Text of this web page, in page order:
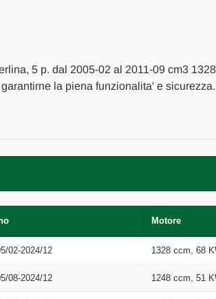
2011
[[257154]]
5 p. dal 2005-02 al 2011-09 cm3
la piena funzionalita' e
Motore
02-2024/12 1328 ccm, 68
08-2024/12 1248 ccm, 51